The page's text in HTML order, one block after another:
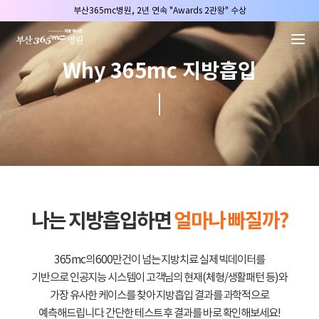
부산365mc병원, 2년 연속 "Awards 2관왕" 수상
2025 "부산365mc 보건복지부 장관상" 수상!
부산365mc병원, 8/15(토) 광복절 정상진료
부산365mc병원, 2년 연속 "Awards 2관왕" 수상
2025 "부산365mc 보건복지부 장관상" 수상!
Why 365mc 지방흡입
나는 지방흡입하면얼마나 빠질까?
365mc의 600만건이 넘는 지방치료 실제 빅데이터를
기반으로 인공지능 시스템이 고객님의 현재(체형/생활패턴 등)와
가장 유사한 케이스를 찾아 지방흡입 결과를 과학적으로
예측해드립니다. 간단한 테스트 후 결과를 바로 확인해보세요!